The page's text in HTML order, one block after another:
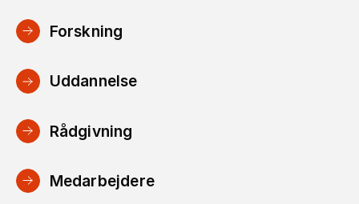
Forskning
Uddannelse
Rådgivning
Medarbejdere